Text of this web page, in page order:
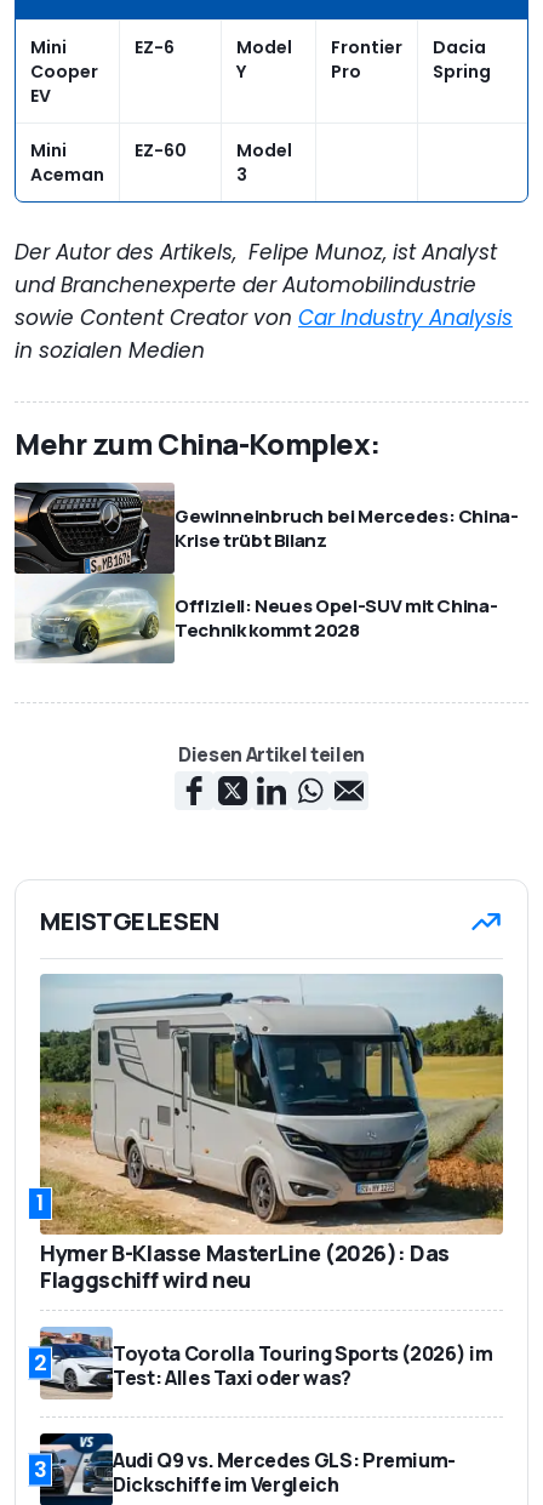
Mini
Cooper
EV
EZ-6
Model
Y
Frontier
Pro
Dacia
Spring
Mini
Aceman
EZ-60
Model
3
Der Autor des Artikels, Felipe Munoz, ist Analyst
und Branchenexperte der Automobilindustrie
sowie Content Creator von Car Industry Analysis
in sozialen Medien
Mehr zum China-Komplex:
Gewinneinbruch bei Mercedes: China-
Krise trübt Bilanz
Offiziell: Neues Opel-SUV mit China-
Technik kommt 2028
Diesen Artikel teilen
MEISTGELESEN
1
Hymer B-Klasse MasterLine (2026): Das
Flaggschiff wird neu
2
Toyota Corolla Touring Sports (2026) im
Test: Alles Taxi oder was?
3
Audi Q9 vs. Mercedes GLS: Premium-
Dickschiffe im Vergleich